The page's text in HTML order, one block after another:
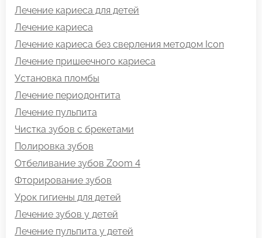
Лечение кариеса для детей
Лечение кариеса
Лечение кариеса без сверления методом Icon
Лечение пришеечного кариеса
Установка пломбы
Лечение периодонтита
Лечение пульпита
Чистка зубов с брекетами
Полировка зубов
Отбеливание зубов Zoom 4
Фторирование зубов
Урок гигиены для детей
Лечение зубов у детей
Лечение пульпита у детей